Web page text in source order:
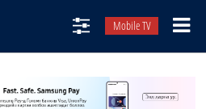
Mobile TV